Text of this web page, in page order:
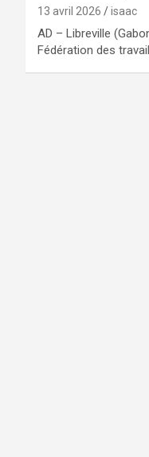
13 avril 2026 isaac
AD – Libreville
Fédération des